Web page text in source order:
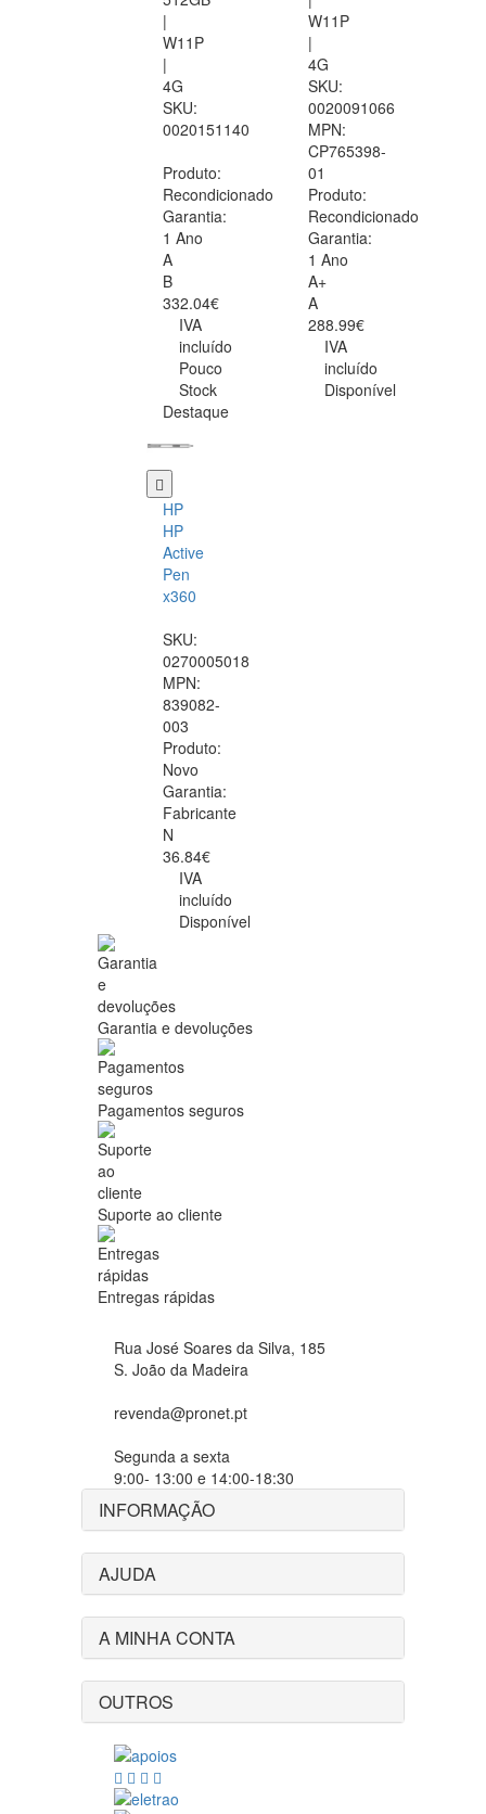
|
W11P
|
4G
SKU:
0020151140
Produto:
Recondicionado
Garantia:
1 Ano
A
B
332.04€
IVA
incluído
Pouco
Stock
W11P
|
4G
SKU:
0020091066
MPN:
CP765398-
01
Produto:
Recondicionado
Garantia:
1 Ano
A+
A
288.99€
IVA
incluído
Disponível
Destaque
HP
HP
Active
Pen
x360
SKU:
0270005018
MPN:
839082-
003
Produto:
Novo
Garantia:
Fabricante
N
36.84€
IVA
incluído
Disponível
Garantia e devoluções
Pagamentos seguros
Suporte ao cliente
Entregas rápidas
Rua José Soares da Silva, 185
S. João da Madeira
revenda@pronet.pt
Segunda a sexta
9:00- 13:00 e 14:00-18:30
INFORMAÇÃO
AJUDA
A MINHA CONTA
OUTROS